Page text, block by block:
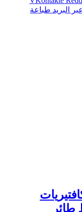
البريد طباعة
طائر